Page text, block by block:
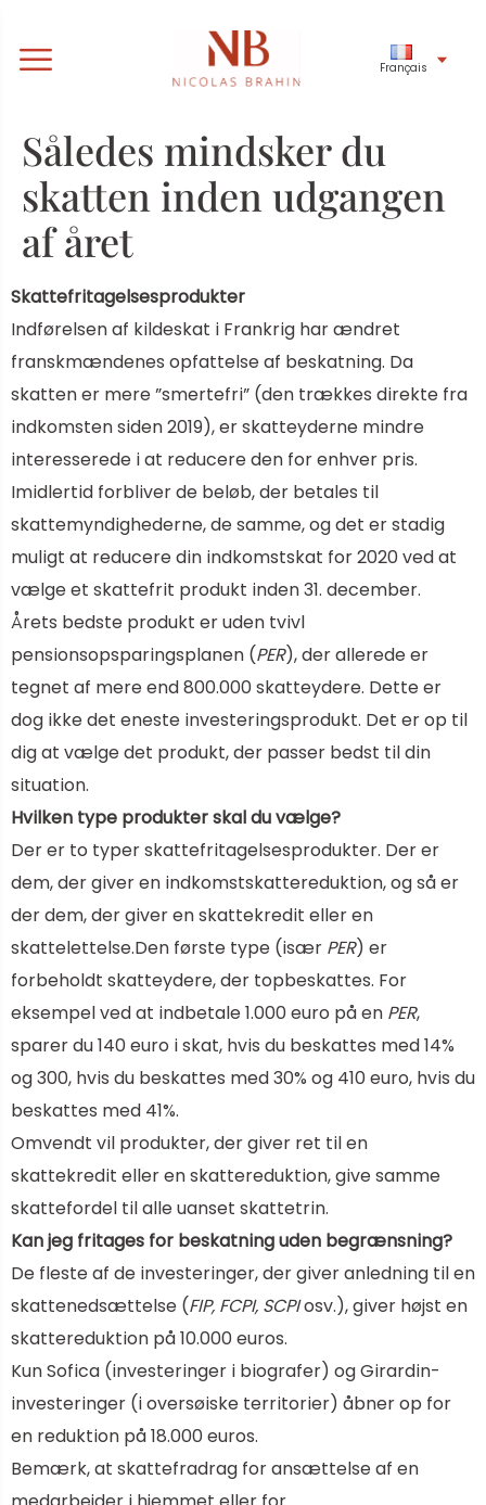
Français
Således mindsker du
skatten inden udgangen
af året
Skattefritagelsesprodukter
Indførelsen af ​​kildeskat i Frankrig har ændret
franskmændenes opfattelse af beskatning. Da
skatten er mere ”smertefri” (den trækkes direkte fra
indkomsten siden 2019), er skatteyderne mindre
interesserede i at reducere den for enhver pris.
Imidlertid forbliver de beløb, der betales til
skattemyndighederne, de samme, og det er stadig
muligt at reducere din indkomstskat for 2020 ved at
vælge et skattefrit produkt inden 31. december.
Årets bedste produkt er uden tvivl
pensionsopsparingsplanen (PER), der allerede er
tegnet af mere end 800.000 skatteydere. Dette er
dog ikke det eneste investeringsprodukt. Det er op til
dig at vælge det produkt, der passer bedst til din
situation.
Hvilken type produkter skal du vælge?
Der er to typer skattefritagelsesprodukter. Der er
dem, der giver en indkomstskattereduktion, og så er
der dem, der giver en skattekredit eller en
skattelettelse.Den første type (især PER) er
forbeholdt skatteydere, der topbeskattes. For
eksempel ved at indbetale 1.000 euro på en PER,
sparer du 140 euro i skat, hvis du beskattes med 14%
og 300, hvis du beskattes med 30% og 410 euro, hvis du
beskattes med 41%.
Omvendt vil produkter, der giver ret til en
skattekredit eller en skattereduktion, give samme
skattefordel til alle uanset skattetrin.
Kan jeg fritages for beskatning uden begrænsning?
De fleste af de investeringer, der giver anledning til en
skattenedsættelse (FIP, FCPI, SCPIosv.), giver højst en
skattereduktion på 10.000 euros.
Kun Sofica (investeringer i biografer) og Girardin-
investeringer (i oversøiske territorier) åbner op for
en reduktion på 18.000 euros.
Bemærk, at skattefradrag for ansættelse af en